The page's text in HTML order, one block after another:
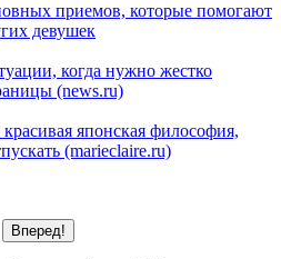
приемов, которые помогают
девушек
когда нужно жестко
(news.ru)
японская философия,
(marieclaire.ru)